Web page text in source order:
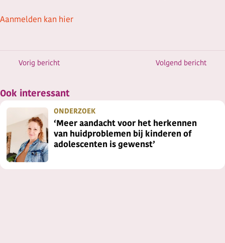
Aanmelden kan hier
Vorig bericht Volgend bericht
Ook interessant
‘Meer aandacht voor het herkennen
van huidproblemen bij kinderen of
adolescenten is gewenst’
ONDERZOEK